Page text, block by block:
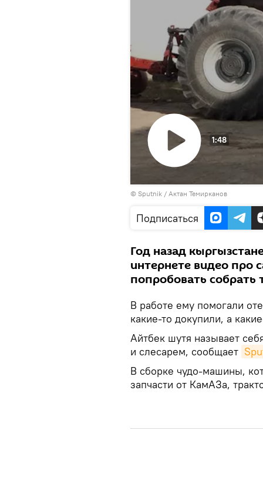
видео
1:48
© Sputnik / Актан Темирканов
Подписаться
Год назад
интернете видео про
попробовать собрать
В работе ему помогали
какие-то докупили, а
Айтбек шутя называет
и слесарем, сообщает
В сборке чудо-машины,
запчасти от КамАЗа,